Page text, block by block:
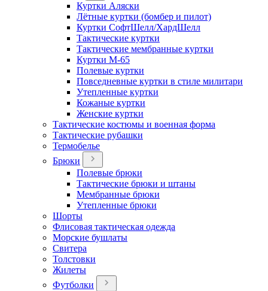
Куртки Аляски
Лётные куртки (бомбер и пилот)
Куртки СофтШелл/ХардШелл
Тактические куртки
Тактические мембранные куртки
Куртки М-65
Полевые куртки
Повседневные куртки в стиле милитари
Утепленные куртки
Кожаные куртки
Женские куртки
Тактические костюмы и военная форма
Тактические рубашки
Термобелье
Брюки
Полевые брюки
Тактические брюки и штаны
Мембранные брюки
Утепленные брюки
Шорты
Флисовая тактическая одежда
Морские бушлаты
Свитера
Толстовки
Жилеты
Футболки